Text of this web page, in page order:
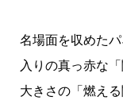
名場面を収めた
入りの真っ赤な
大きさの「燃え